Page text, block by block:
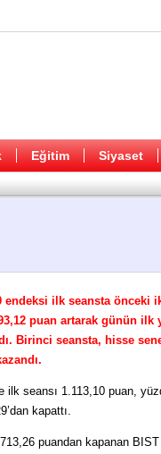
Eğitim Siyaset
endeksi ilk seansta önceki
puan artarak günün ilk
Birinci seansta, hisse
ilk seansı 1.113,10 puan,
kapattı.
puandan kapanan